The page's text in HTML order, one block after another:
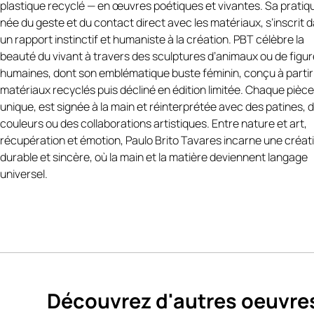
https://www.facebook.com/100017737488469/posts/paulo-
tavaresartista-pl%C3%A1stico-brasileiro-radicado-em-
su%C3%AD%C3%A7a-como-ar/1906444076623490/.
Avec Sculpture contemporaine grise, les volumes du buste
sont magnifiés par cette teinte minérale, qui accentue la pureté
lignes et la force sculpturale de la forme. Chaque pièce présente
variations naturelles dans le marbrage, rendant chaque
unique.
Les sculptures contemporaine grise sont réalisées en
Titre: Grey Iconique
plastique recyclé — en œuvres poétiques et vivantes. Sa
née du geste et du contact direct avec les matériaux, s’inscrit
un rapport instinctif et humaniste à la création. PBT célèbre la
beauté du vivant à travers des sculptures d’animaux ou de
humaines, dont son emblématique buste féminin, conçu à
matériaux recyclés puis décliné en édition limitée. Chaque
unique, est signée à la main et réinterprétée avec des patines,
couleurs ou des collaborations artistiques. Entre nature et art,
récupération et émotion, Paulo Brito Tavares incarne une
durable et sincère, où la main et la matière deviennent langage
universel.
Découvrez d'autres